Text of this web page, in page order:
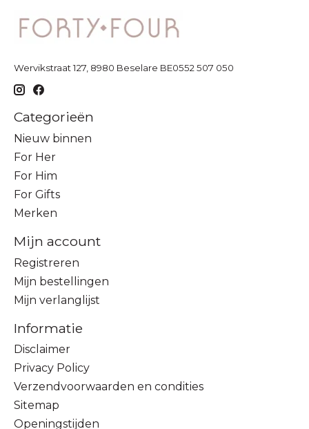
Wervikstraat 127, 8980 Beselare BE0552 507 050
Categorieën
Nieuw binnen
For Her
For Him
For Gifts
Merken
Mijn account
Registreren
Mijn bestellingen
Mijn verlanglijst
Informatie
Disclaimer
Privacy Policy
Verzendvoorwaarden en condities
Sitemap
Openingstijden